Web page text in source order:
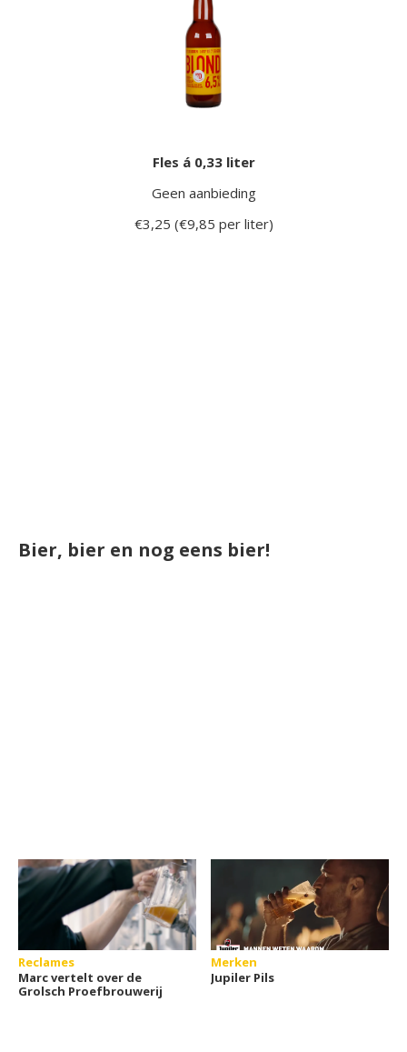
Fles á 0,33 liter
Geen aanbieding
€3,25 (€9,85 per liter)
Bier, bier en nog eens bier!
Reclames
Marc vertelt over de
Grolsch Proefbrouwerij
Merken
Jupiler Pils